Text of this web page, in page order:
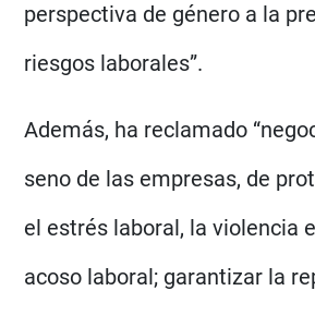
perspectiva de género a la
riesgos laborales”.
Además, ha reclamado
seno de las empresas, de
el estrés laboral, la violencia
acoso laboral; garantizar la